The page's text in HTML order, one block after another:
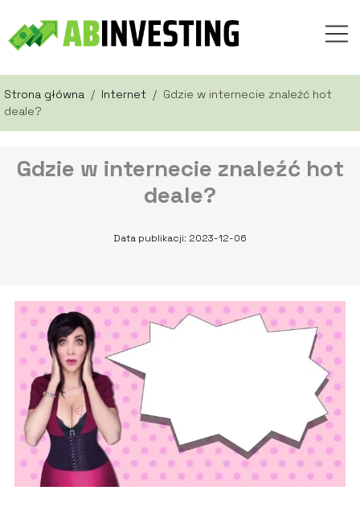
Strona główna / Internet / Gdzie w internecie znaleźć hot
deale?
Gdzie w internecie znaleźć hot
deale?
Data publikacji: 2023-12-06